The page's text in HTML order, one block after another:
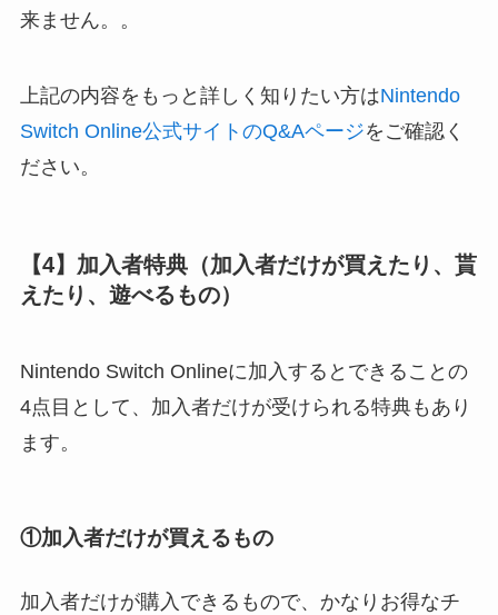
来ません。。
上記の内容をもっと詳しく知りたい方はNintendo
Switch Online公式サイトのQ&Aページをご確認く
ださい。
【4】加入者特典（加入者だけが買えたり、貰
えたり、遊べるもの）
Nintendo Switch Onlineに加入するとできることの
4点目として、加入者だけが受けられる特典もあり
ます。
①加入者だけが買えるもの
加入者だけが購入できるもので、かなりお得なチ